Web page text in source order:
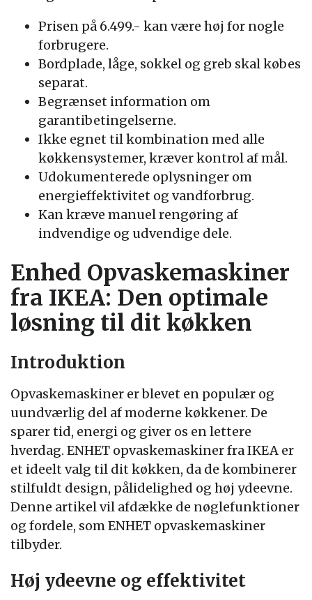
Prisen på 6.499.- kan være høj for nogle
forbrugere.
Bordplade, låge, sokkel og greb skal købes
separat.
Begrænset information om
garantibetingelserne.
Ikke egnet til kombination med alle
køkkensystemer, kræver kontrol af mål.
Udokumenterede oplysninger om
energieffektivitet og vandforbrug.
Kan kræve manuel rengøring af
indvendige og udvendige dele.
Enhed Opvaskemaskiner
fra IKEA: Den optimale
løsning til dit køkken
Introduktion
Opvaskemaskiner er blevet en populær og
uundværlig del af moderne køkkener. De
sparer tid, energi og giver os en lettere
hverdag. ENHET opvaskemaskiner fra IKEA er
et ideelt valg til dit køkken, da de kombinerer
stilfuldt design, pålidelighed og høj ydeevne.
Denne artikel vil afdække de nøglefunktioner
og fordele, som ENHET opvaskemaskiner
tilbyder.
Høj ydeevne og effektivitet